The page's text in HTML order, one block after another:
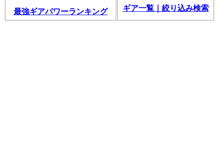
最強ギアパワーランキング ギア一覧｜絞り込み検索